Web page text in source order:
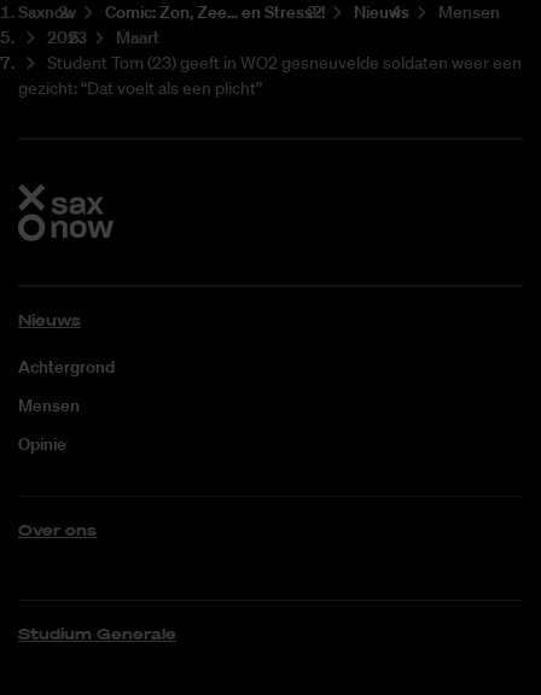
Saxnow Co­mic: Zon, Zee... en Stress?! Nieuws
Mensen
2023
Maart
Student Tom (23) geeft in WO2 gesneuvelde soldaten weer een
gezicht: “Dat voelt als een plicht”
Nieuws
Achtergrond
Mensen
Opinie
Over ons
Studium Generale